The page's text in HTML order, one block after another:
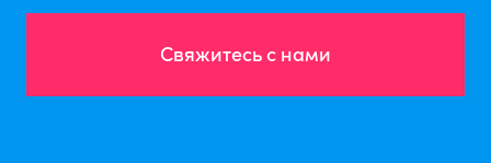
Свяжитесь с нами